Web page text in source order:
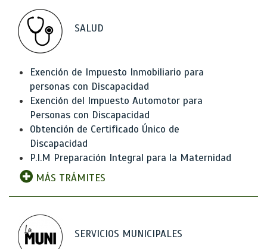
SALUD
Exención de Impuesto Inmobiliario para
personas con Discapacidad
Exención del Impuesto Automotor para
Personas con Discapacidad
Obtención de Certificado Único de
Discapacidad
P.I.M Preparación Integral para la Maternidad
MÁS TRÁMITES
SERVICIOS MUNICIPALES